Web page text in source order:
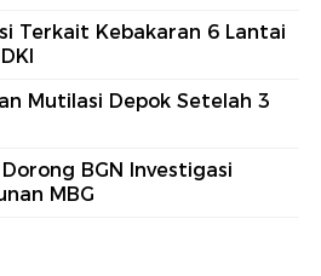
Terkait Kebakaran 6 Lantai
Mutilasi Depok Setelah 3
BGN Investigasi
MBG